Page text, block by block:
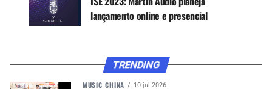
lançamento online e presencial
TRENDING
MUSIC CHINA 10 jul 2026